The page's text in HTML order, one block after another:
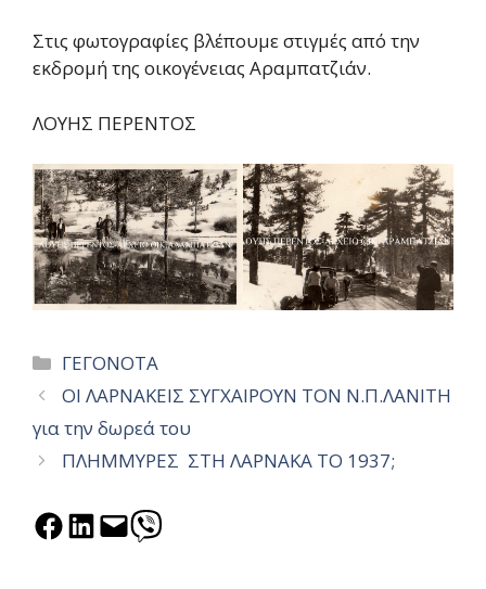
Στις φωτογραφίες βλέπουμε στιγμές από την
εκδρομή της οικογένειας Αραμπατζιάν.
ΛΟΥΗΣ ΠΕΡΕΝΤΟΣ
Categories
ΓΕΓΟΝΟΤΑ
ΟΙ ΛΑΡΝΑΚΕΙΣ ΣΥΓΧΑΙΡΟΥΝ ΤΟΝ Ν.Π.ΛΑΝΙΤΗ
για την δωρεά του
ΠΛΗΜΜΥΡΕΣ ΣΤΗ ΛΑΡΝΑΚΑ ΤΟ 1937;
Share on Facebook
Share on LinkedIn
Email this Page
Share on Viber